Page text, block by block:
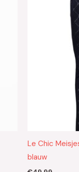
Le Chic
blauw